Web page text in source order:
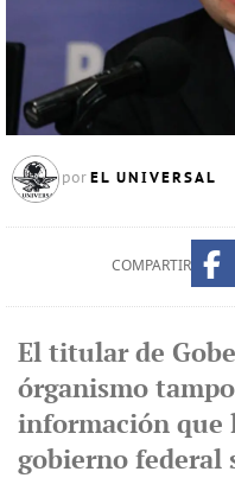
por EL UNIVERSAL
COMPARTIR
El titular de
órganismo
información que
gobierno federal